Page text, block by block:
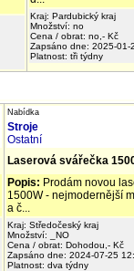
Kraj: Pardubický kraj
Množství: no
Cena / obrat: no,- Kč
Zapsáno dne: 2025-01-
Platnost: tři týdny
Nabídka
Stroje
Ostatní
Laserová svářečka
Popis: Prodám novou
1500W - nejmodernější
a č...
Kraj: Středočeský kraj
Množství: _NO
Cena / obrat: Dohodou,- Kč
Zapsáno dne: 2024-07-25
Platnost: dva týdny